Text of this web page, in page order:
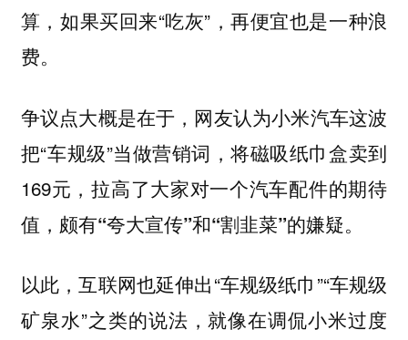
算，如果买回来“吃灰”，再便宜也是一种浪
费。
争议点大概是在于，网友认为小米汽车这波
把“车规级”当做营销词，将磁吸纸巾盒卖到
169元，拉高了大家对一个汽车配件的期待
值，颇有“夸大宣传”和“割韭菜”的嫌疑。
以此，互联网也延伸出“车规级纸巾”“车规级
矿泉水”之类的说法，就像在调侃小米过度